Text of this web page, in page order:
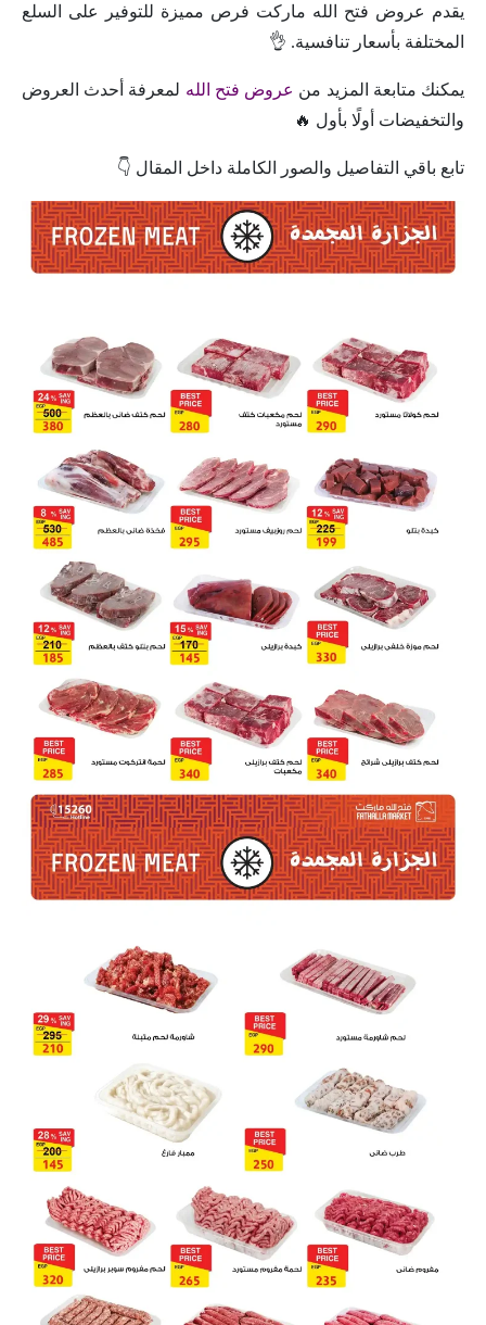
يقدم عروض فتح الله ماركت فرص مميزة للتوفير على السلع
المختلفة بأسعار تنافسية. 👌
يمكنك متابعة المزيد من عروض فتح الله لمعرفة أحدث العروض
والتخفيضات أولًا بأول 🔥
تابع باقي التفاصيل والصور الكاملة داخل المقال 👇